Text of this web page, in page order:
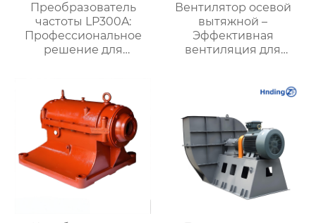
Преобразователь
частоты LP300A:
Профессиональное
решение для
Вентилятор осевой
вытяжной –
Эффективная
вентиляция для
помещений